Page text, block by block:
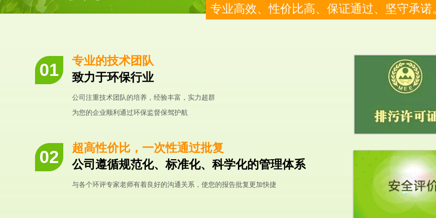
专业高效、性价比高、保证通过、坚守承诺
专业的技术团队
致力于环保行业
公司注重技术团队的培养，经验丰富，实力超群
为您的企业顺利通过环保监督保驾护航
超高性价比，一次性通过批复
公司遵循规范化、标准化、科学化的管理体系
与各个环评专家老师有着良好的沟通关系，使您的报告批复更加快捷